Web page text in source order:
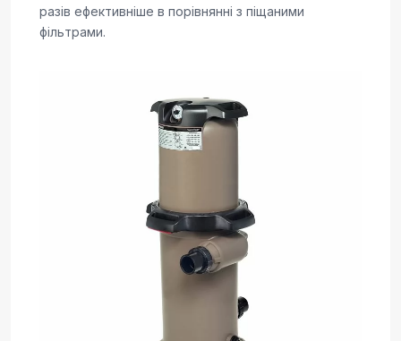
разів ефективніше в порівнянні з піщаними
фільтрами.